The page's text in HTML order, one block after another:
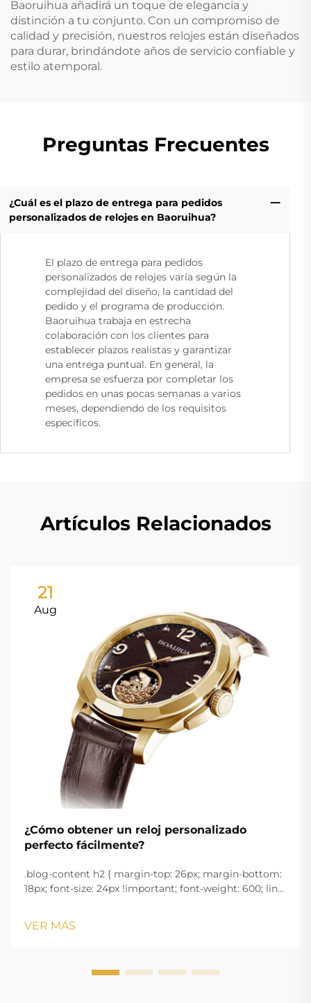
Baoruihua añadirá un toque de elegancia y
distinción a tu conjunto. Con un compromiso de
calidad y precisión, nuestros relojes están diseñados
para durar, brindándote años de servicio confiable y
estilo atemporal.
Preguntas Frecuentes
¿Cuál es el plazo de entrega para pedidos
personalizados de relojes en Baoruihua?
El plazo de entrega para pedidos
personalizados de relojes varía según la
complejidad del diseño, la cantidad del
pedido y el programa de producción.
Baoruihua trabaja en estrecha
colaboración con los clientes para
establecer plazos realistas y garantizar
una entrega puntual. En general, la
empresa se esfuerza por completar los
pedidos en unas pocas semanas a varios
meses, dependiendo de los requisitos
específicos.
Artículos Relacionados
21
Aug
¿Cómo obtener un reloj personalizado
perfecto fácilmente?
.blog-content h2 { margin-top: 26px; margin-bottom:
18px; font-size: 24px !important; font-weight: 600; line-
margin-bottom: 18px; font-size: 20px !important; font-
w...
VER MÁS